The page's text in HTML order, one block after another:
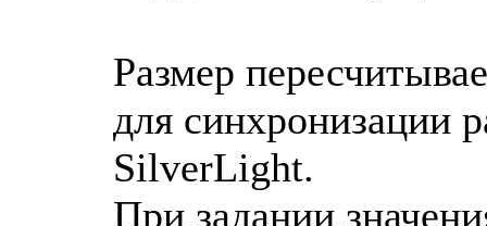
Размер
для синхронизации
SilverLight.
При задании